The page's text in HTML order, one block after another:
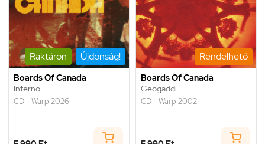
Raktáron Újdonság!
Boards Of Canada
Inferno
CD - Warp 2026
Rendelhető
Boards Of Canada
Geogaddi
CD - Warp 2002